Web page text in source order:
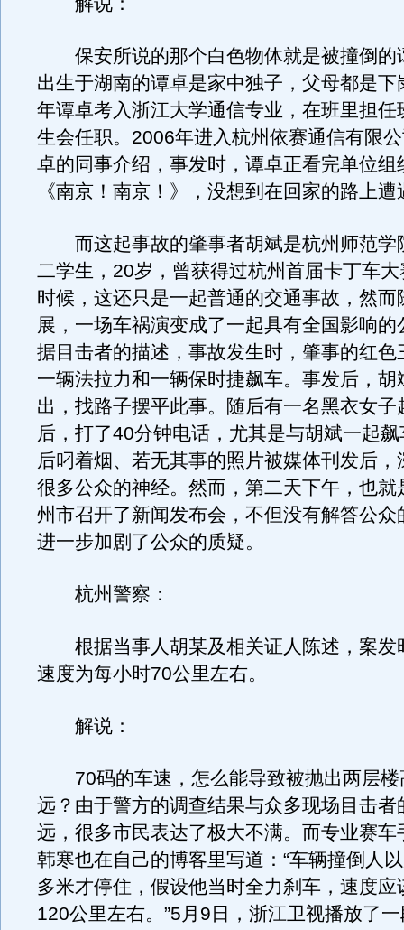
保安所说的那个白色物体就是被撞倒的
出生于湖南的谭卓是家中独子，父母都是
年谭卓考入浙江大学通信专业，在班里担任
生会任职。2006年进入杭州依赛通信有限
卓的同事介绍，事发时，谭卓正看完单位组
《南京！南京！》，没想到在回家的路上遭
而这起事故的肇事者胡斌是杭州师范学
二学生，20岁，曾获得过杭州首届卡丁车
时候，这还只是一起普通的交通事故，然而
展，一场车祸演变成了一起具有全国影响的
据目击者的描述，事故发生时，肇事的红色
一辆法拉力和一辆保时捷飙车。事发后，胡
出，找路子摆平此事。随后有一名黑衣女子
后，打了40分钟电话，尤其是与胡斌一起
后叼着烟、若无其事的照片被媒体刊发后，
很多公众的神经。然而，第二天下午，也就
州市召开了新闻发布会，不但没有解答公众
进一步加剧了公众的质疑。
杭州警察：
根据当事人胡某及相关证人陈述，案发
速度为每小时70公里左右。
解说：
70码的车速，怎么能导致被抛出两层楼
远？由于警方的调查结果与众多现场目击者
远，很多市民表达了极大不满。而专业赛车
韩寒也在自己的博客里写道：“车辆撞倒人
多米才停住，假设他当时全力刹车，速度应
120公里左右。”5月9日，浙江卫视播放了